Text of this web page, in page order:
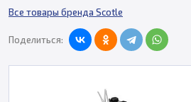
Все товары бренда Scotle
Поделиться: